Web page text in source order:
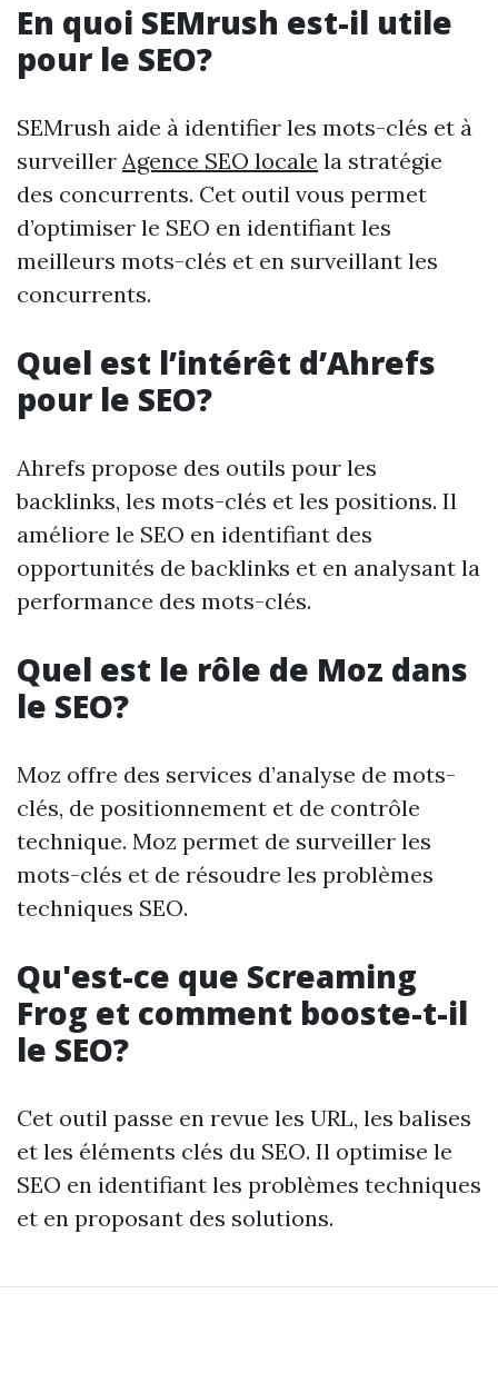
En quoi SEMrush est-il utile
pour le SEO?
SEMrush aide à identifier les mots-clés et à
surveiller Agence SEO locale la stratégie
des concurrents. Cet outil vous permet
d’optimiser le SEO en identifiant les
meilleurs mots-clés et en surveillant les
concurrents.
Quel est l’intérêt d’Ahrefs
pour le SEO?
Ahrefs propose des outils pour les
backlinks, les mots-clés et les positions. Il
améliore le SEO en identifiant des
opportunités de backlinks et en analysant la
performance des mots-clés.
Quel est le rôle de Moz dans
le SEO?
Moz offre des services d’analyse de mots-
clés, de positionnement et de contrôle
technique. Moz permet de surveiller les
mots-clés et de résoudre les problèmes
techniques SEO.
Qu'est-ce que Screaming
Frog et comment booste-t-il
le SEO?
Cet outil passe en revue les URL, les balises
et les éléments clés du SEO. Il optimise le
SEO en identifiant les problèmes techniques
et en proposant des solutions.